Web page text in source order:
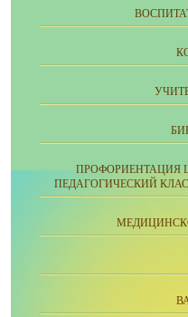
ПРОФОРИЕНТАЦИЯ
ПЕДАГОГИЧЕСКИЙ